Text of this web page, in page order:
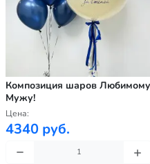
Композиция шаров Любимому
Мужу!
Цена:
4340 руб.